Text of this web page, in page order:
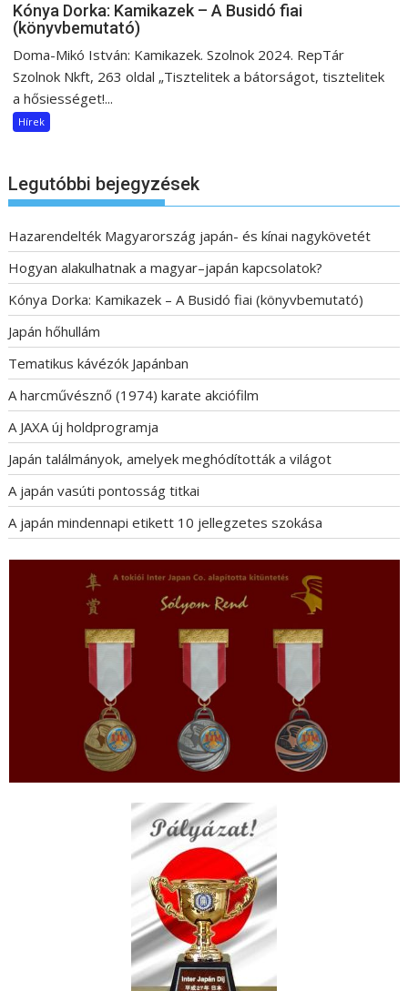
Kónya Dorka: Kamikazek – A Busidó fiai
(könyvbemutató)
Doma-Mikó István: Kamikazek. Szolnok 2024. RepTár
Szolnok Nkft, 263 oldal „Tisztelitek a bátorságot, tisztelitek
a hősiességet!...
Hírek
Legutóbbi bejegyzések
Hazarendelték Magyarország japán- és kínai nagykövetét
Hogyan alakulhatnak a magyar–japán kapcsolatok?
Kónya Dorka: Kamikazek – A Busidó fiai (könyvbemutató)
Japán hőhullám
Tematikus kávézók Japánban
A harcművésznő (1974) karate akciófilm
A JAXA új holdprogramja
Japán találmányok, amelyek meghódították a világot
A japán vasúti pontosság titkai
A japán mindennapi etikett 10 jellegzetes szokása